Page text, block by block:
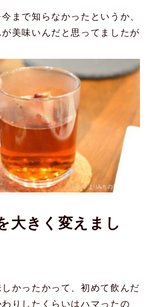
まで知らなかったというか、
美味いんだと思ってましたが
大きく変えまし
かったかって、初めて飲んだ
りしたくらいはハマったの